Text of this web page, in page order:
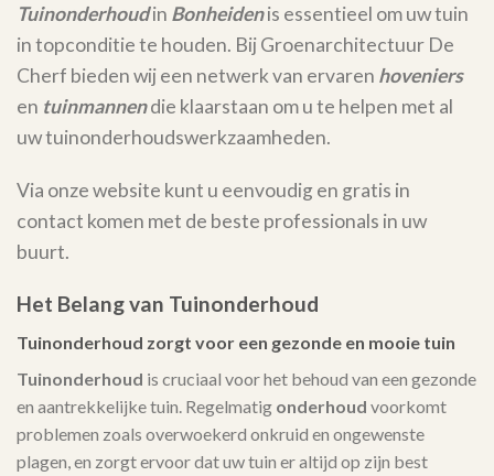
Tuinonderhoudin Bonheidenis essentieel om uw tuin
in topconditie te houden. Bij Groenarchitectuur De
Cherf bieden wij een netwerk van ervaren hoveniers
en tuinmannendie klaarstaan om u te helpen met al
uw tuinonderhoudswerkzaamheden.
Via onze website kunt u eenvoudig en gratis in
contact komen met de beste professionals in uw
buurt.
Het Belang van Tuinonderhoud
Tuinonderhoud zorgt voor een gezonde en mooie tuin
Tuinonderhoud is cruciaal voor het behoud van een gezonde
en aantrekkelijke tuin. Regelmatig onderhoud voorkomt
problemen zoals overwoekerd onkruid en ongewenste
plagen, en zorgt ervoor dat uw tuin er altijd op zijn best